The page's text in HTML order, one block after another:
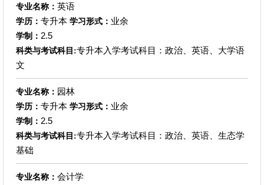
专业名称： 英语
学历： 专升本 学习形式： 业余
学制： 2.5
科类与考试科目:专升本入学考试科目：政治、英语、大学语
文
专业名称： 园林
学历： 专升本 学习形式： 业余
学制： 2.5
科类与考试科目:专升本入学考试科目：政治、英语、生态学
基础
专业名称： 会计学